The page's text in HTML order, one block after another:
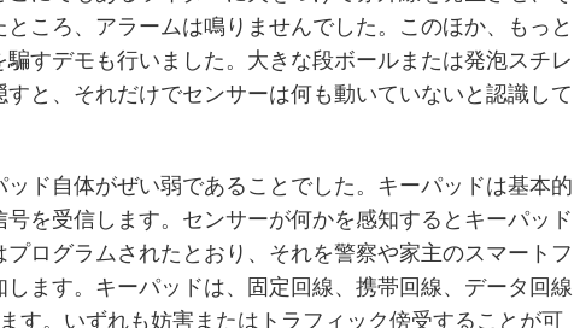
ころ、アラームは鳴りませんでした。このほか、もっと
すデモも行いました。大きな段ボールまたは発泡スチレ
と、それだけでセンサーは何も動いていないと認識して
ド自体がぜい弱であることでした。キーパッドは基本的
を受信します。センサーが何かを感知するとキーパッド
ログラムされたとおり、それを警察や家主のスマートフ
します。キーパッドは、固定回線、携帯回線、データ回線
す。いずれも妨害またはトラフィック傍受することが可